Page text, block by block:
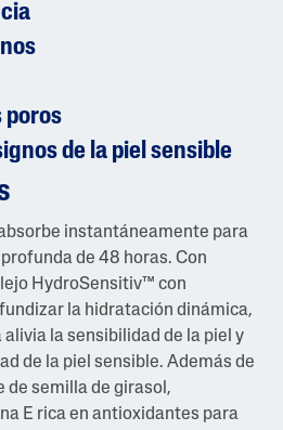
instantáneamente para
de 48 horas. Con
HydroSensitiv™ con
la hidratación dinámica,
la sensibilidad de la piel y
de la piel sensible. Además de
de semilla de girasol,
E rica en antioxidantes para
poros
de la piel sensible